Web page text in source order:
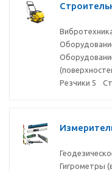
Резчики 5
Гигрометры